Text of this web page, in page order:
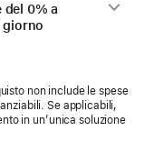
0% a
non include le spese
Se applicabili,
in un’unica soluzione